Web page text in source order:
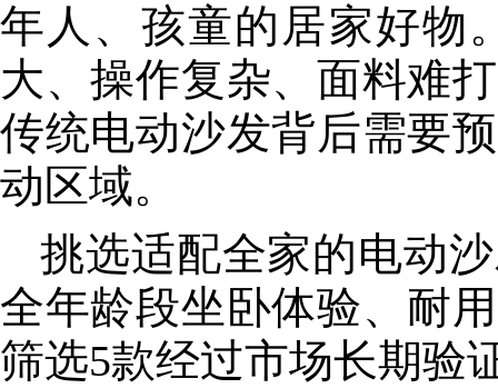
年人、孩童的居家好物
大、操作复杂、面料难
传统电动沙发背后需要
动区域。
挑选适配全家的电动
全年龄段坐卧体验、耐
筛选5款经过市场长期验